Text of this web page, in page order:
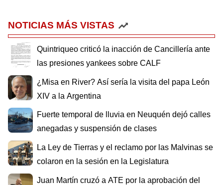
NOTICIAS MÁS VISTAS
Quintriqueo criticó la inacción de Cancillería ante
las presiones yankees sobre CALF
¿Misa en River? Así sería la visita del papa León
XIV a la Argentina
Fuerte temporal de lluvia en Neuquén dejó calles
anegadas y suspensión de clases
La Ley de Tierras y el reclamo por las Malvinas se
colaron en la sesión en la Legislatura
Juan Martín cruzó a ATE por la aprobación del